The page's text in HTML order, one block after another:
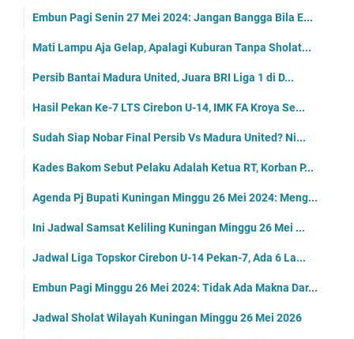
Embun Pagi Senin 27 Mei 2024: Jangan Bangga Bila E...
Mati Lampu Aja Gelap, Apalagi Kuburan Tanpa Sholat...
Persib Bantai Madura United, Juara BRI Liga 1 di D...
Hasil Pekan Ke-7 LTS Cirebon U-14, IMK FA Kroya Se...
Sudah Siap Nobar Final Persib Vs Madura United? Ni...
Kades Bakom Sebut Pelaku Adalah Ketua RT, Korban P...
Agenda Pj Bupati Kuningan Minggu 26 Mei 2024: Meng...
Ini Jadwal Samsat Keliling Kuningan Minggu 26 Mei ...
Jadwal Liga Topskor Cirebon U-14 Pekan-7, Ada 6 La...
Embun Pagi Minggu 26 Mei 2024: Tidak Ada Makna Dar...
Jadwal Sholat Wilayah Kuningan Minggu 26 Mei 2026